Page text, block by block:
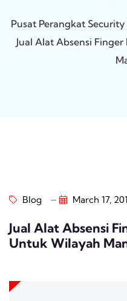
Pusat Perangkat
Jual Alat Absensi
Blog March 17,
Jual Alat Absensi
Untuk Wilayah